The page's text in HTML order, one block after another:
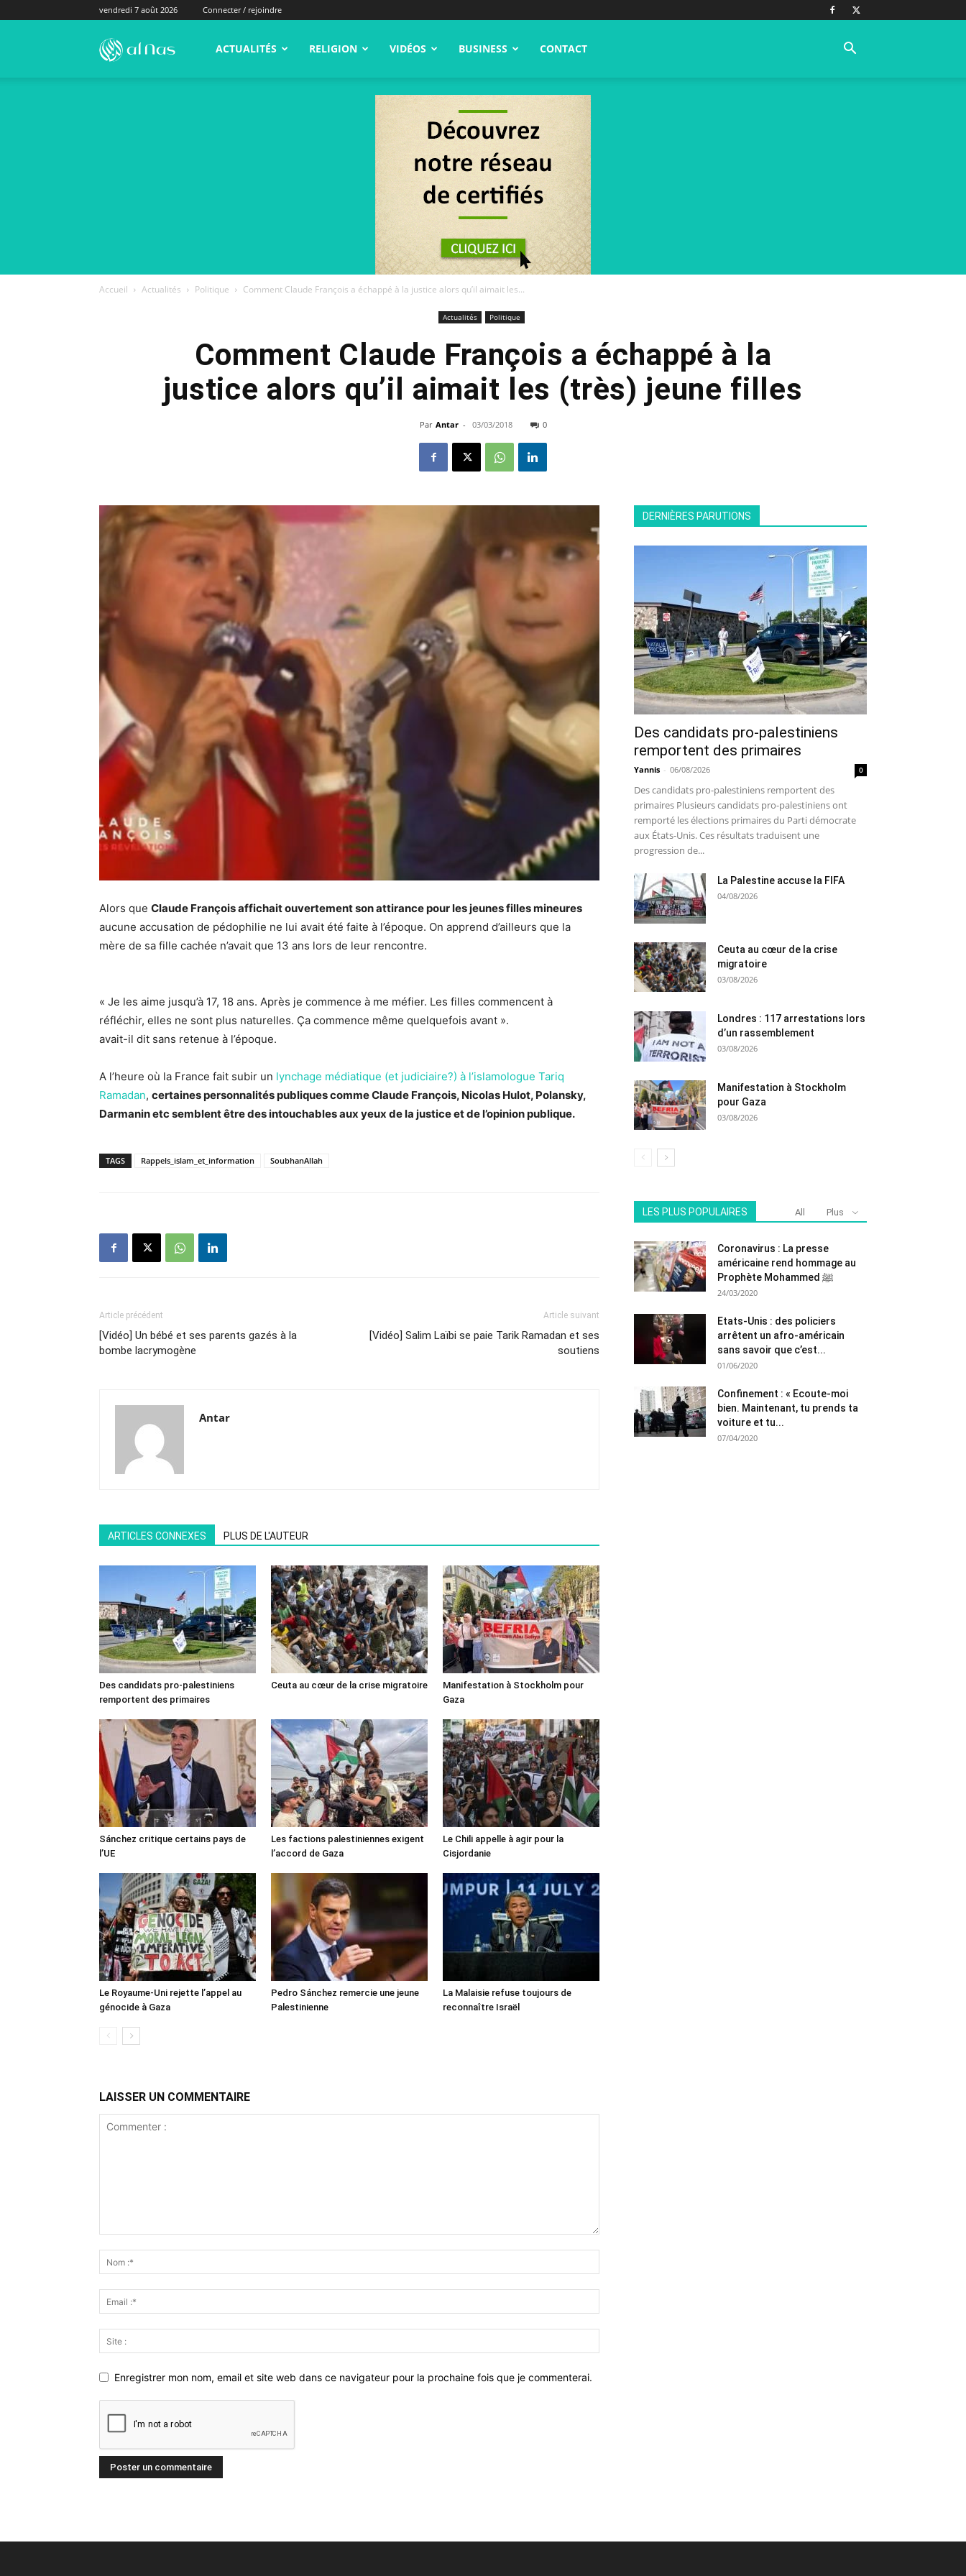
vendredi 7 août 2026 Connecter / rejoindre
alNas.fr ACTUALITÉS RELIGION VIDÉOS BUSINESS CONTACT
Accueil Actualités Politique Comment Claude François a échappé à la justice alors qu’il aimait les...
Actualités Politique
Comment Claude François a échappé à la
justice alors qu’il aimait les (très) jeune filles
Par Antar - 03/03/2018 0
Alors que Claude François affichait ouvertement son attirance pour les jeunes filles mineures
aucune accusation de pédophilie ne lui avait été faite à l’époque. On apprend d’ailleurs que la
mère de sa fille cachée n’avait que 13 ans lors de leur rencontre.
« Je les aime jusqu’à 17, 18 ans. Après je commence à me méfier. Les filles commencent à
réfléchir, elles ne sont plus naturelles. Ça commence même quelquefois avant ».
avait-il dit sans retenue à l’époque.
A l’heure où la France fait subir un lynchage médiatique (et judiciaire?) à l’islamologue Tariq
Ramadan, certaines personnalités publiques comme Claude François, Nicolas Hulot, Polansky,
Darmanin etc semblent être des intouchables aux yeux de la justice et de l’opinion publique.
TAGS Rappels_islam_et_information SoubhanAllah
Article précédent
[Vidéo] Un bébé et ses parents gazés à la
bombe lacrymogène
Article suivant
[Vidéo] Salim Laïbi se paie Tarik Ramadan et ses
soutiens
Antar
ARTICLES CONNEXES PLUS DE L'AUTEUR
Des candidats pro-palestiniens
remportent des primaires
Ceuta au cœur de la crise migratoire
Manifestation à Stockholm pour
Gaza
Sánchez critique certains pays de
l’UE
Les factions palestiniennes exigent
l’accord de Gaza
Le Chili appelle à agir pour la
Cisjordanie
Le Royaume-Uni rejette l’appel au
génocide à Gaza
Pedro Sánchez remercie une jeune
Palestinienne
La Malaisie refuse toujours de
reconnaître Israël
LAISSER UN COMMENTAIRE
Enregistrer mon nom, email et site web dans ce navigateur pour la prochaine fois que je commenterai.
DERNIÈRES PARUTIONS
Des candidats pro-palestiniens
remportent des primaires
Yannis - 06/08/2026 0
Des candidats pro-palestiniens remportent des
primaires Plusieurs candidats pro-palestiniens ont
remporté les élections primaires du Parti démocrate
aux États-Unis. Ces résultats traduisent une
progression de...
La Palestine accuse la FIFA
04/08/2026
Ceuta au cœur de la crise
migratoire
03/08/2026
Londres : 117 arrestations lors
d’un rassemblement
03/08/2026
Manifestation à Stockholm
pour Gaza
03/08/2026
LES PLUS POPULAIRES All Plus
Coronavirus : La presse
américaine rend hommage au
Prophète Mohammed ﷺ
24/03/2020
Etats-Unis : des policiers
arrêtent un afro-américain
sans savoir que c’est...
01/06/2020
Confinement : « Ecoute-moi
bien. Maintenant, tu prends ta
voiture et tu...
07/04/2020